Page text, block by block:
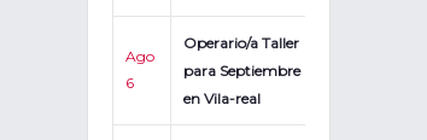
Ago
6
Operario/a Taller
para Septiembre
en Vila-real